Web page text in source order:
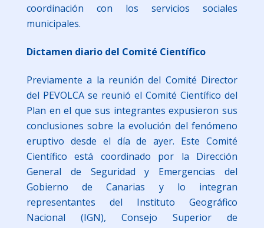
coordinación con los servicios sociales
municipales.
Dictamen diario del Comité Científico
Previamente a la reunión del Comité Director
del PEVOLCA se reunió el Comité Científico del
Plan en el que sus integrantes expusieron sus
conclusiones sobre la evolución del fenómeno
eruptivo desde el día de ayer. Este Comité
Científico está coordinado por la Dirección
General de Seguridad y Emergencias del
Gobierno de Canarias y lo integran
representantes del Instituto Geográfico
Nacional (IGN), Consejo Superior de